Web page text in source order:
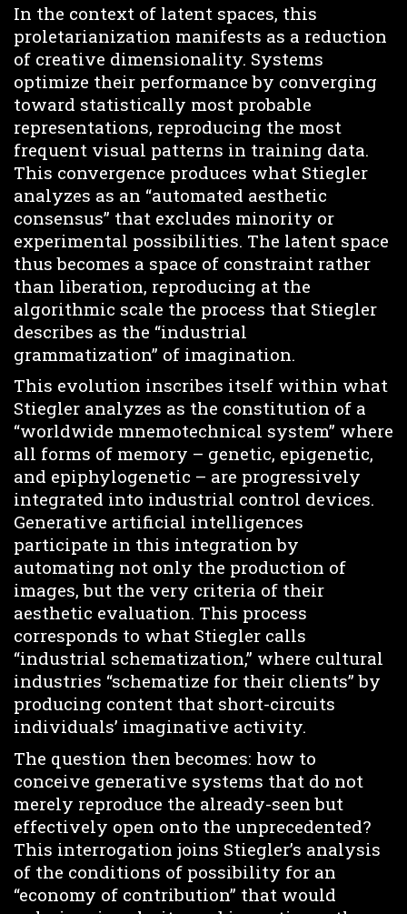
In the context of latent spaces, this
proletarianization manifests as a reduction
of creative dimensionality. Systems
optimize their performance by converging
toward statistically most probable
representations, reproducing the most
frequent visual patterns in training data.
This convergence produces what Stiegler
analyzes as an “automated aesthetic
consensus” that excludes minority or
experimental possibilities. The latent space
thus becomes a space of constraint rather
than liberation, reproducing at the
algorithmic scale the process that Stiegler
describes as the “industrial
grammatization” of imagination.
This evolution inscribes itself within what
Stiegler analyzes as the constitution of a
“worldwide mnemotechnical system” where
all forms of memory – genetic, epigenetic,
and epiphylogenetic – are progressively
integrated into industrial control devices.
Generative artificial intelligences
participate in this integration by
automating not only the production of
images, but the very criteria of their
aesthetic evaluation. This process
corresponds to what Stiegler calls
“industrial schematization,” where cultural
industries “schematize for their clients” by
producing content that short-circuits
individuals’ imaginative activity.
The question then becomes: how to
conceive generative systems that do not
merely reproduce the already-seen but
effectively open onto the unprecedented?
This interrogation joins Stiegler’s analysis
of the conditions of possibility for an
“economy of contribution” that would